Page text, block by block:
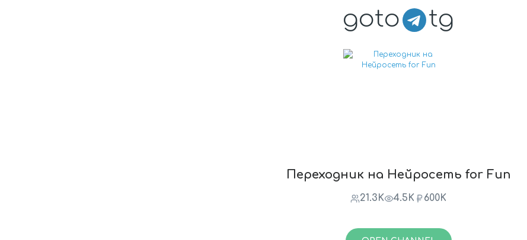
goto tg
Переходник на Нейросеть for Fun
21.3K 4.5K 600K